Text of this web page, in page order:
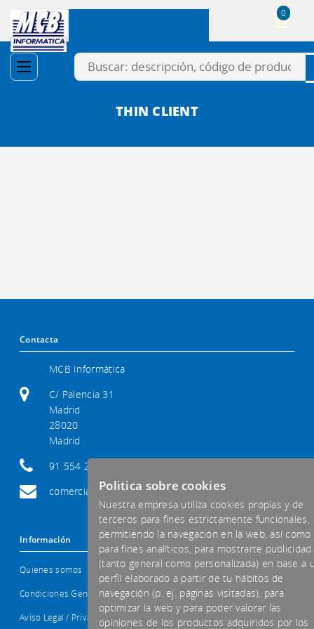
0
THIN CLIENT
Contacta
MCB Informática
C/ Palencia 31
Madrid
28020
Madrid
91 554 29 92
comercial@mcb-informatica.com
Información
Quienes somos
Condiciones Generales
Aviso Legal / Privacidad
Politica sobre cookies
Nuestra empresa utiliza cookies propias y de
terceros para fines estrictamente funcionales,
permitiendo la navegación en la web, así como
para fines analíticos, para mostrarte publicidad
(tanto general como personalizada) en base a
perfil elaborado a partir de tu hábitos de
navegación (p. ej. páginas visitadas), para
optimizar la web y para poder valorar las
opiniones de los productos adquiridos por los